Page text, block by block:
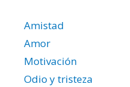
Amistad
Amor
Motivación
Odio y tristeza